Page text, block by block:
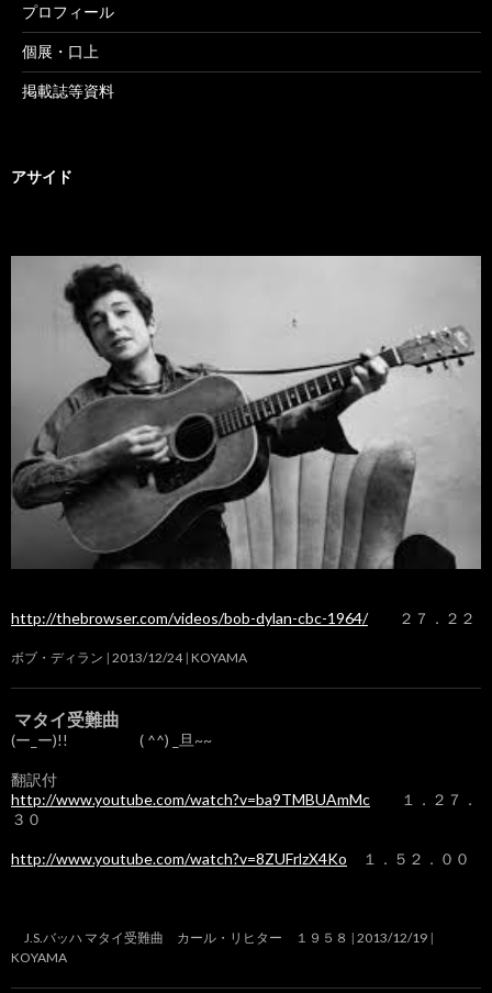
プロフィール
個展・口上
掲載誌等資料
アサイド
http://thebrowser.com/videos/bob-dylan-cbc-1964/２７．２２
ボブ・ディラン 2013/12/24 KOYAMA
マタイ受難曲
(ー_ー)!! ( ^^) _旦~~
翻訳付
http://www.youtube.com/watch?v=ba9TMBUAmMc １．２７．
３０
http://www.youtube.com/watch?v=8ZUFrlzX4Ko １．５２．００
J.S.バッハ マタイ受難曲 カール・リヒター １９５８
2013/12/19
KOYAMA